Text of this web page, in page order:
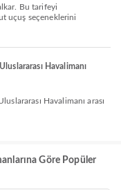
Bu tarifeyi
uçuş seçeneklerini
Havalimanı
Göre Popüler